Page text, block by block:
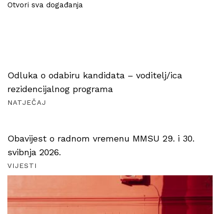
Otvori sva događanja
Odluka o odabiru kandidata – voditelj/ica
rezidencijalnog programa
NATJEČAJ
Obavijest o radnom vremenu MMSU 29. i 30.
svibnja 2026.
VIJESTI